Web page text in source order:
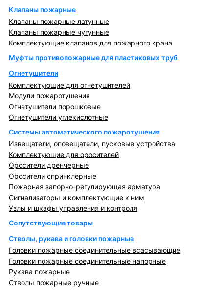
Клапаны пожарные
Клапаны пожарные латунные
Клапаны пожарные чугунные
Комплектующие клапанов для пожарного крана
Муфты противопожарные для пластиковых труб
Огнетушители
Комплектующие для огнетушителей
Модули пожаротушения
Огнетушители порошковые
Огнетушители углекислотные
Системы автоматического пожаротушения
Извещатели, оповещатели, пусковые устройства
Комплектующие для оросителей
Оросители дренчерные
Оросители спринклерные
Пожарная запорно-регулирующая арматура
Сигнализаторы и комплектующие к ним
Узлы и шкафы управления и контроля
Сопутствующие товары
Стволы, рукава и головки пожарные
Головки пожарные соединительные всасывающие
Головки пожарные соединительные напорные
Рукава пожарные
Стволы пожарные ручные